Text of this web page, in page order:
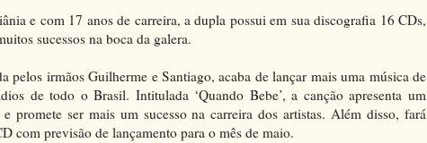
e com 17 anos de carreira, a dupla possui em sua discografia 16 CDs,
sucessos na boca da galera.
pelos irmãos Guilherme e Santiago, acaba de lançar mais uma música de
de todo o Brasil. Intitulada ‘Quando Bebe’, a canção apresenta um
promete ser mais um sucesso na carreira dos artistas. Além disso, fará
com previsão de lançamento para o mês de maio.